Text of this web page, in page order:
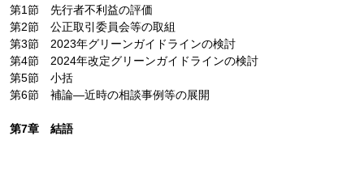
第1節 先行者不利益の評価
第2節 公正取引委員会等の取組
第3節 2023年グリーンガイドラインの検討
第4節 2024年改定グリーンガイドラインの検討
第5節 小括
第6節 補論―近時の相談事例等の展開
第7章 結語